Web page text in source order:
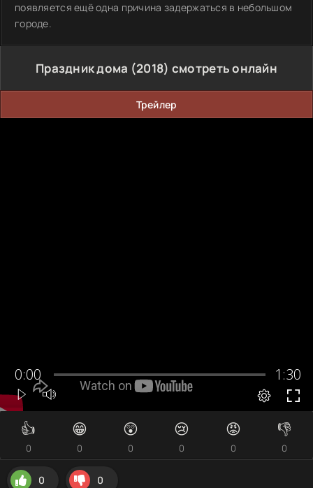
появляется ещё одна причина задержаться в небольшом
городе.
Праздник дома (2018) смотреть онлайн
Трейлер
👍
0
😁
0
😲
0
😢
0
😡
0
👎
0
0 0